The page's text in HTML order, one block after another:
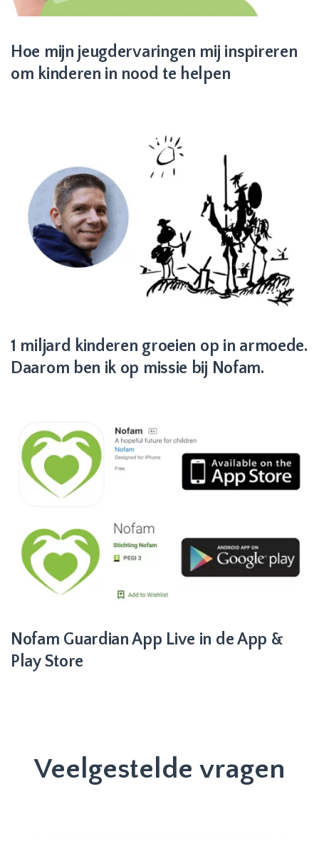
Hoe mijn jeugdervaringen mij inspireren
om kinderen in nood te helpen
1 miljard kinderen groeien op in armoede.
Daarom ben ik op missie bij Nofam.
Nofam Guardian App Live in de App &
Play Store
Veelgestelde vragen